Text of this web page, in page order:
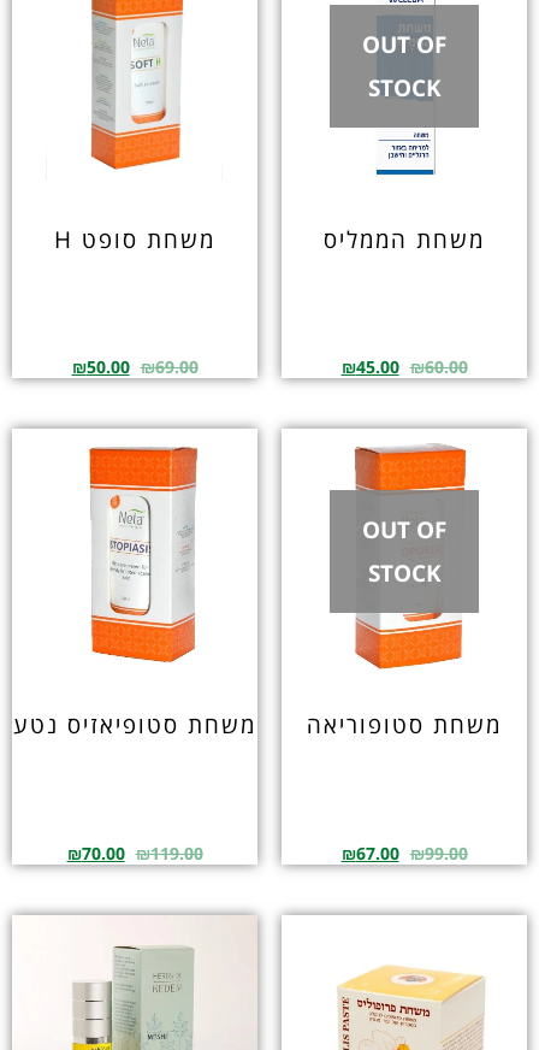
OUT OF
STOCK
משחת הממליס
₪60.00
₪45.00
משחת סופט H
₪69.00
₪50.00
OUT OF
STOCK
משחת סטופוריאה
₪99.00
₪67.00
משחת סטופיאזיס נטע
₪119.00
₪70.00